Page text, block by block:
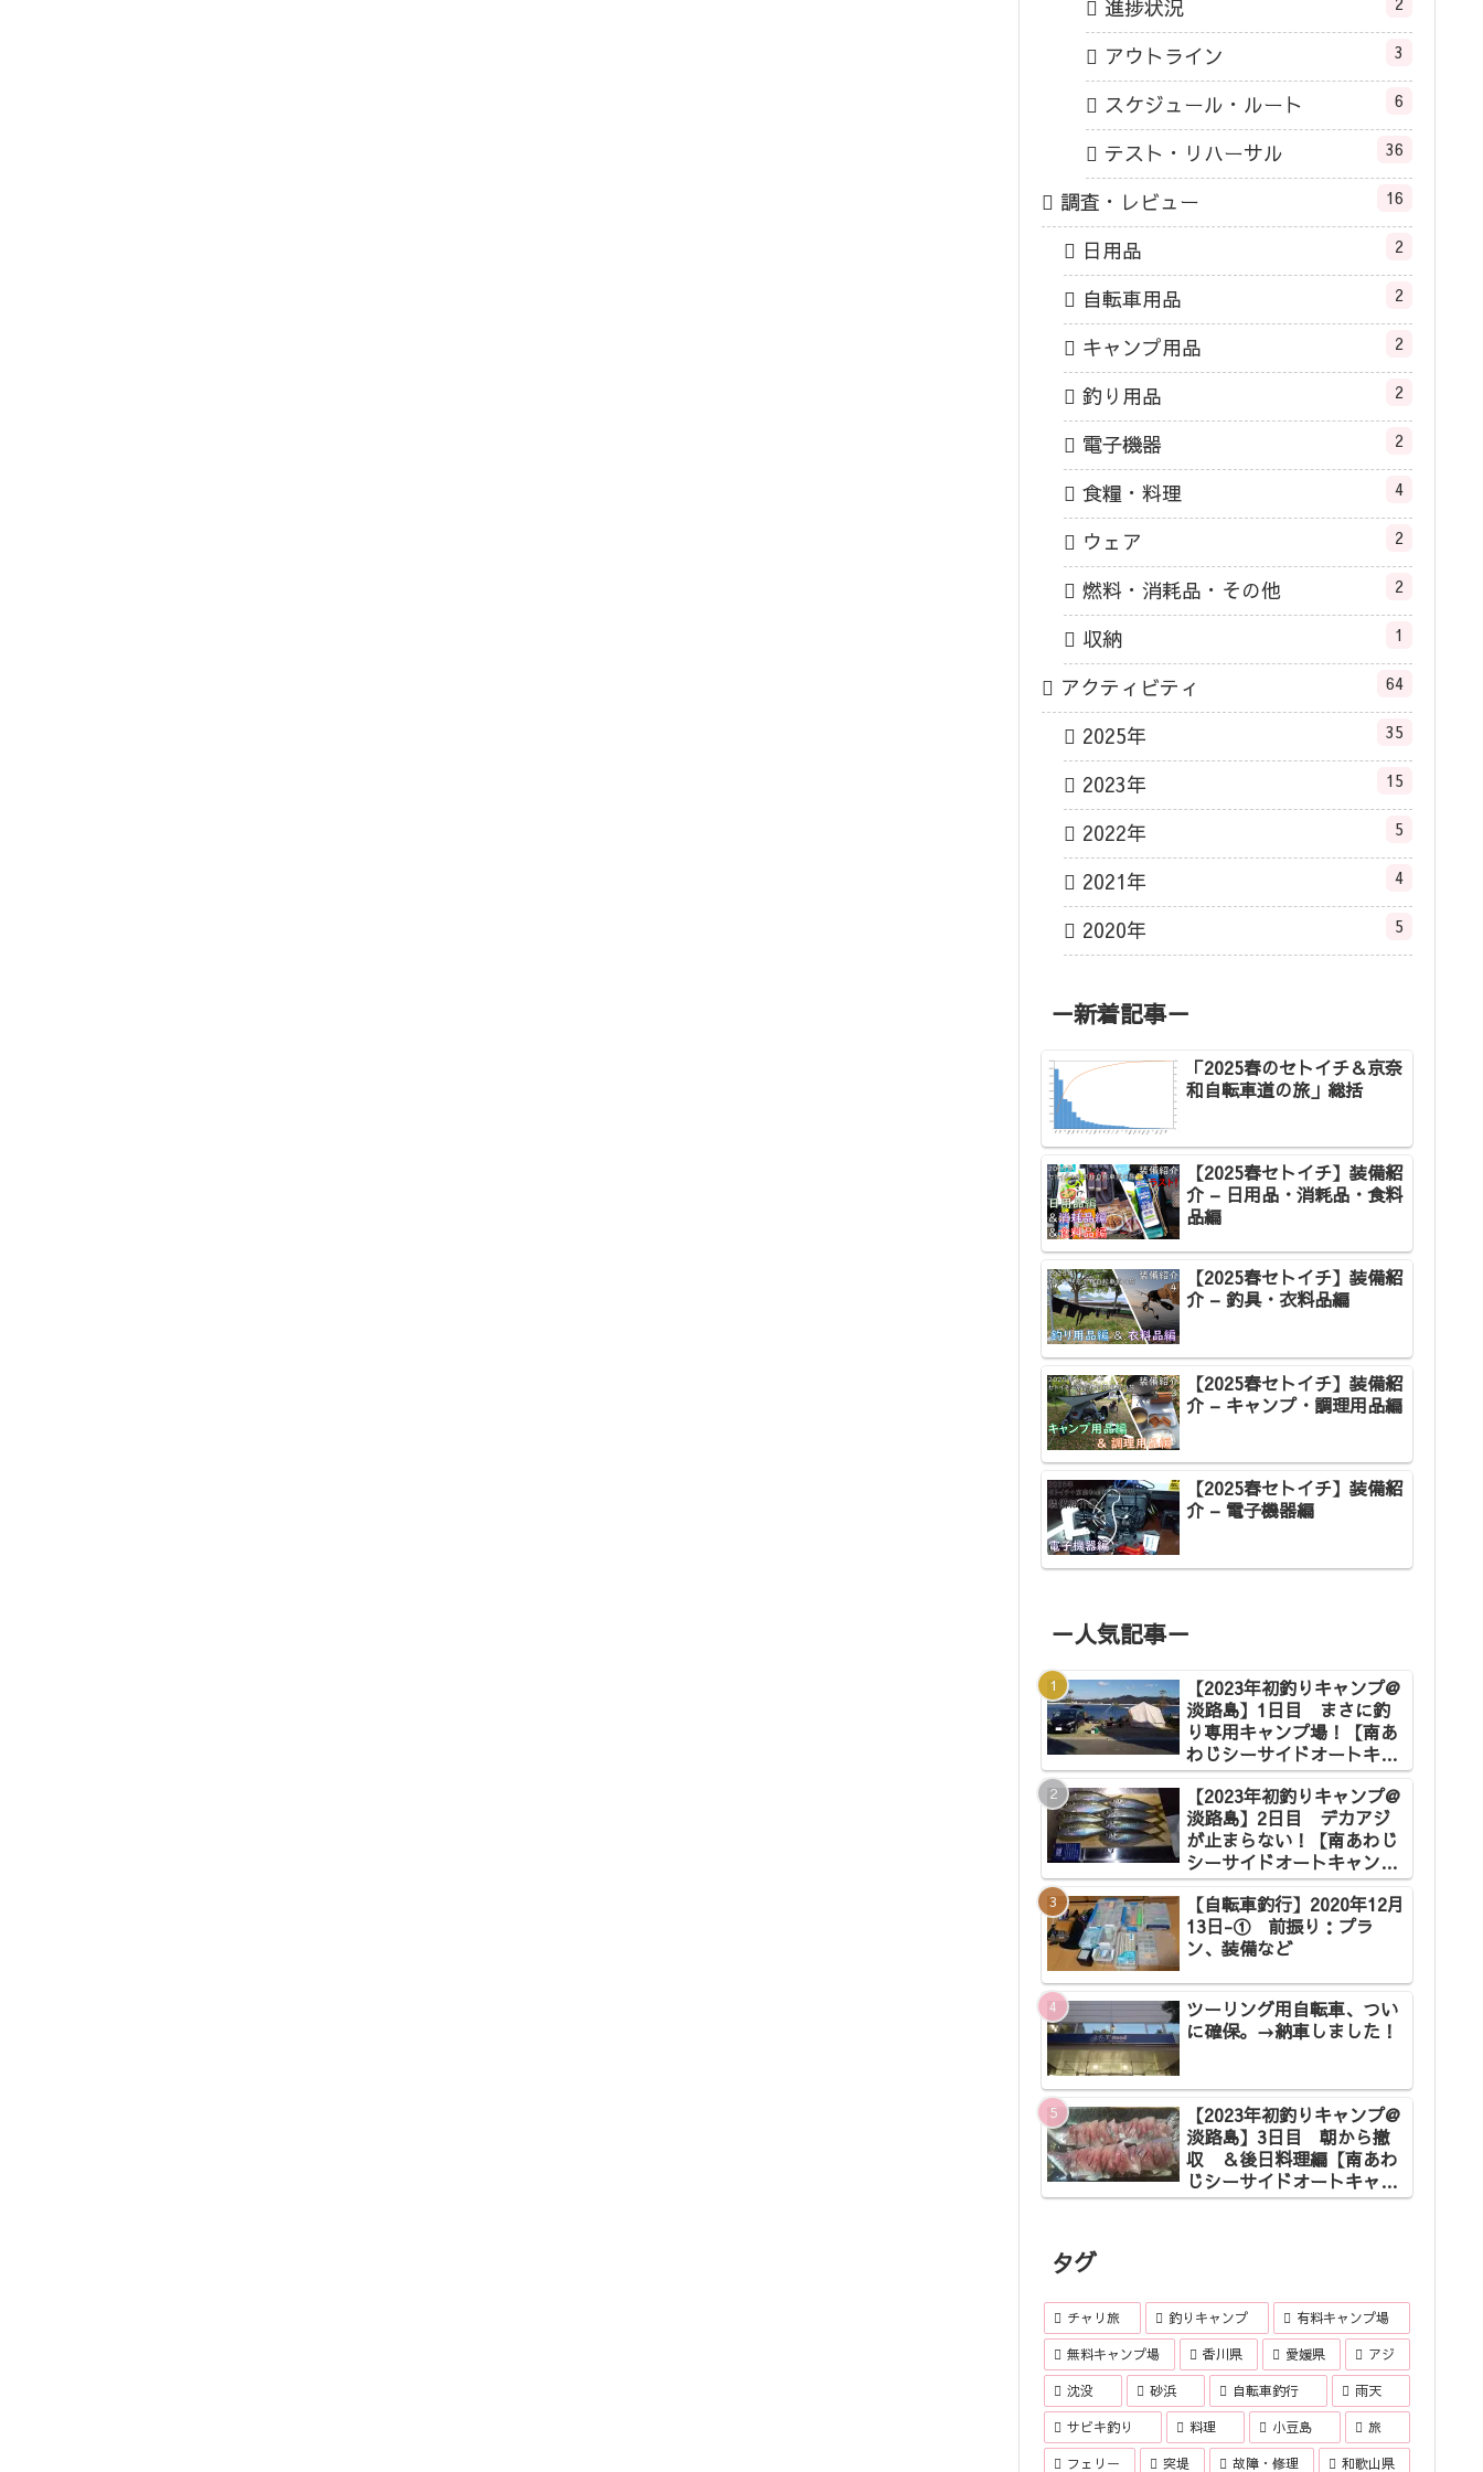
進捗状況
アウトライン 3
スケジュール・ルート 6
テスト・リハーサル 36
調査・レビュー 16
日用品 2
自転車用品 2
キャンプ用品 2
釣り用品 2
電子機器 2
食糧・料理 4
ウェア 2
燃料・消耗品・その他 2
収納 1
アクティビティ 64
2025年 35
2023年 15
2022年 5
2021年 4
2020年 5
－新着記事－
「2025春のセトイチ＆京奈
和自転車道の旅」総括
【2025春セトイチ】装備紹
介 – 日用品・消耗品・食料
品編
【2025春セトイチ】装備紹
介 – 釣具・衣料品編
【2025春セトイチ】装備紹
介 – キャンプ・調理用品編
【2025春セトイチ】装備紹
介 – 電子機器編
－人気記事－
【2023年初釣りキャンプ@
淡路島】1日目 まさに釣
り専用キャンプ場！【南あ
わじシーサイドオートキャ
ンプ場】
【2023年初釣りキャンプ@
淡路島】2日目 デカアジ
が止まらない！【南あわじ
シーサイドオートキャンプ
場】
【自転車釣行】2020年12月
13日-① 前振り：プラ
ン、装備など
ツーリング用自転車、つい
に確保。→納車しました！
【2023年初釣りキャンプ@
淡路島】3日目 朝から撤
収 ＆後日料理編【南あわ
じシーサイドオートキャン
プ場】
タグ
チャリ旅 釣りキャンプ 有料キャンプ場
無料キャンプ場 香川県 愛媛県 アジ
沈没 砂浜 自転車釣行 雨天
サビキ釣り 料理 小豆島 旅
フェリー 突堤 故障・修理 和歌山県